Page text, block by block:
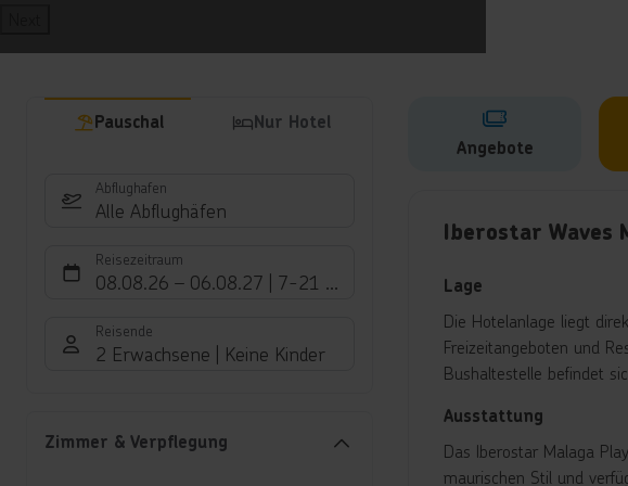
Pauschal Nur Hotel
Abflughafen
Alle Abflughäfen
Reisezeitraum
08.08.26 – 06.08.27 7-21 Nächte
Reisende
2 Erwachsene Keine Kinder
Zimmer & Verpflegung
Angebote
Iberostar Waves
Lage
Die Hotelanlage liegt
Freizeitangeboten und
Bushaltestelle befindet
Ausstattung
Das Iberostar Malaga
maurischen Stil und